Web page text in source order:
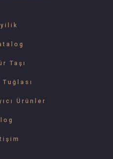
Taşı
Ürünler